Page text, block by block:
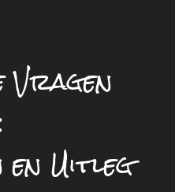
Vragen
en Uitleg